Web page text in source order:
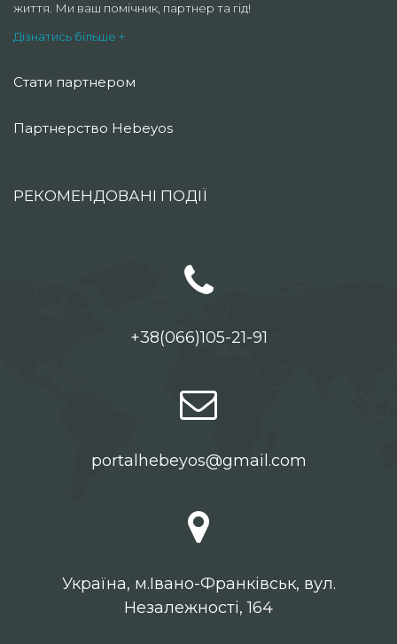
життя. Ми ваш помічник, партнер та гід!
Дізнатись більше +
Стати партнером
Партнерство Hebeyos
РЕКОМЕНДОВАНІ ПОДІЇ
+38(066)105-21-91
portalhebeyos@gmail.com
Українa, м.Івано-Франківськ, вул.
Незалежності, 164